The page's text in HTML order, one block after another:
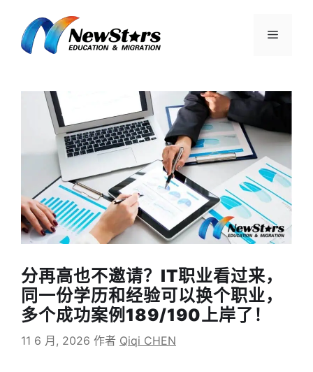
菜
分再高也不邀请？IT职业看过来，
同一份学历和经验可以换个职业，
多个成功案例189/190上岸了！
11 6 月, 2026 作者 Qiqi CHEN